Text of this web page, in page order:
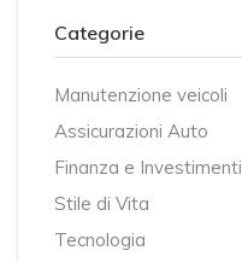
Categorie
Manutenzione veicoli
Assicurazioni Auto
Finanza e Investimenti
Stile di Vita
Tecnologia